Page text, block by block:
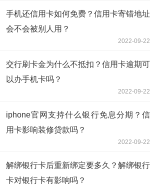
手机还信用卡如何免费？信用卡寄错地址
会不会被别人用？
2022-09-22
交行刷卡金为什么不抵扣？信用卡逾期可
以办手机卡吗？
2022-09-22
iphone官网支持什么银行免息分期？信
用卡影响装修贷款吗？
2022-09-22
解绑银行卡后重新绑定要多久？解绑银行
卡对银行卡有影响吗？